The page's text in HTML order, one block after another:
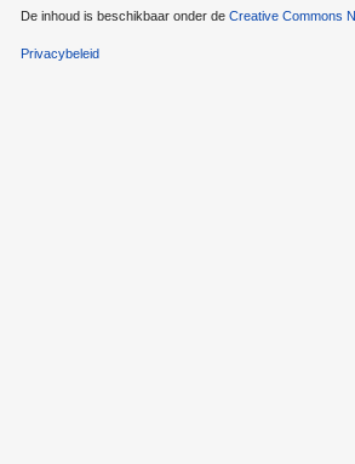
De inhoud is beschikbaar onder de Creative Commons
Privacybeleid